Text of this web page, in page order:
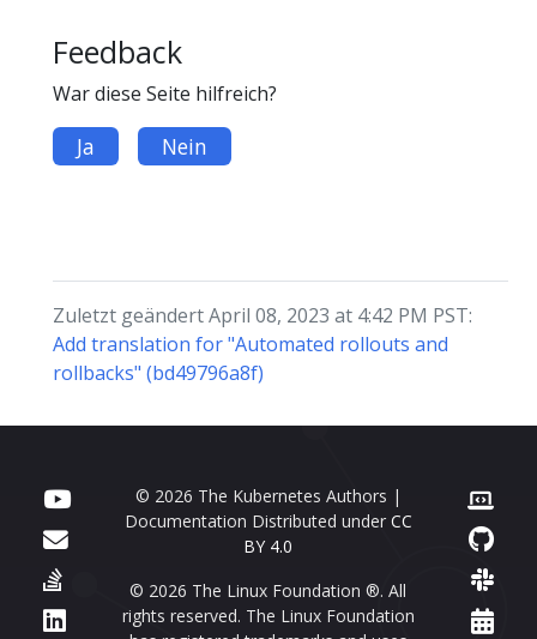
Feedback
War diese Seite hilfreich?
Ja Nein
Zuletzt geändert April 08, 2023 at 4:42 PM PST:
Add translation for "Automated rollouts and
rollbacks" (bd49796a8f)
© 2026 The Kubernetes Authors |
Documentation Distributed under CC
BY 4.0
© 2026 The Linux Foundation ®. All
rights reserved. The Linux Foundation